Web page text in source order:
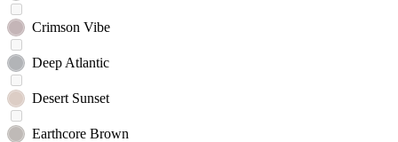
Crimson Vibe
Deep Atlantic
Desert Sunset
Earthcore Brown